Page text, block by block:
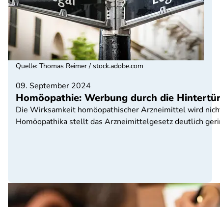
09. September 2024
Homöopathie: Werbung durch die Hintertür
Die Wirksamkeit homöopathischer Arzneimittel wird
Homöopathika stellt das Arzneimittelgesetz deutlich
Quelle: Thomas Reimer / stock.adobe.com